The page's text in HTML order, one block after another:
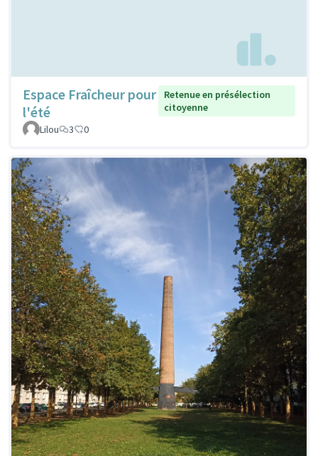
Espace Fraîcheur pour
l'été
Retenue en présélection
citoyenne
Lilou
3 0